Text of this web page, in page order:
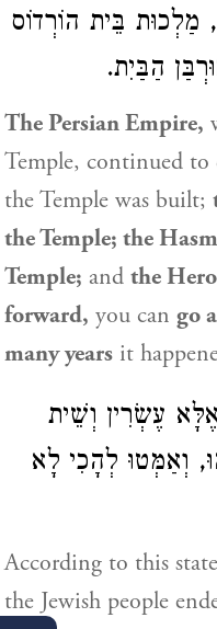
בֵּית הוֹרְדוֹס
הַבַּיִת.
The Persian Empire,
Temple, continued to
the Temple was built;
the Temple; the
Temple; and the
forward, you can go
many years it
עֶשְׂרִין וְשֵׁית
וְאַמְּטוּ לְהָכִי לָא
According to this
the Jewish people